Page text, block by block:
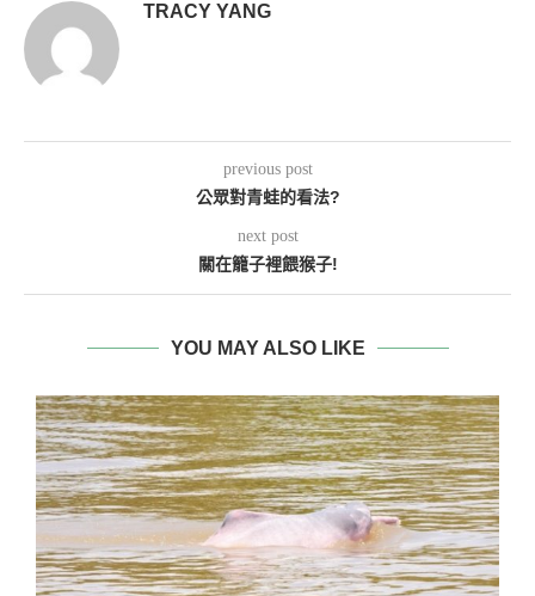
TRACY YANG
previous post
公眾對青蛙的看法?
next post
關在籠子裡餵猴子!
YOU MAY ALSO LIKE